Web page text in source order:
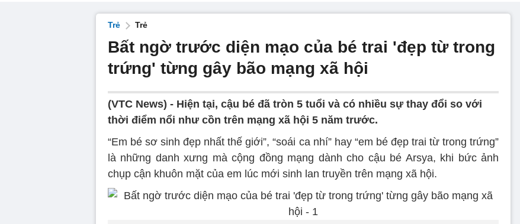
Trẻ Trẻ
Bất ngờ trước diện mạo của bé trai 'đẹp từ trong
trứng' từng gây bão mạng xã hội
(VTC News) - Hiện tại, cậu bé đã tròn 5 tuổi và có nhiều sự thay đổi so với
thời điểm nổi như cồn trên mạng xã hội 5 năm trước.
“Em bé sơ sinh đẹp nhất thế giới”, “soái ca nhí” hay “em bé đẹp trai từ trong trứng”
là những danh xưng mà cộng đồng mạng dành cho cậu bé Arsya, khi bức ảnh
chụp cận khuôn mặt của em lúc mới sinh lan truyền trên mạng xã hội.